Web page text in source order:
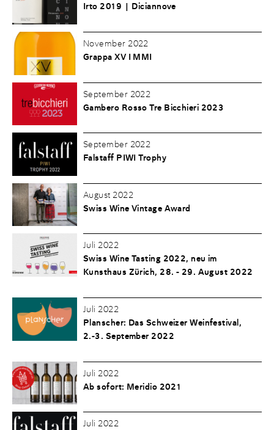
Irto 2019 | Diciannove
November 2022
Grappa XV I MMI
September 2022
Gambero Rosso Tre Bicchieri 2023
September 2022
Falstaff PIWI Trophy
August 2022
Swiss Wine Vintage Award
Juli 2022
Swiss Wine Tasting 2022, neu im
Kunsthaus Zürich, 28. - 29. August 2022
Juli 2022
Planscher: Das Schweizer Weinfestival,
2.-3. September 2022
Juli 2022
Ab sofort: Meridio 2021
Juli 2022